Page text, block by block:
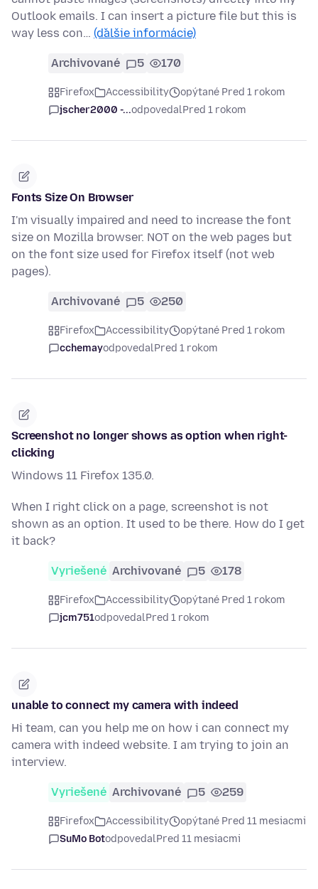
Outlook emails. I can insert a picture file but this is
way less con… (ďalšie informácie)
Archivované 5 170
Firefox Accessibility
opýtané Pred 1 rokom
jscher2000 -...odpovedalPred 1 rokom
Fonts Size On Browser
I'm visually impaired and need to increase the font
size on Mozilla browser. NOT on the web pages but
on the font size used for Firefox itself (not web
pages).
Archivované 5 250
Firefox Accessibility
opýtané Pred 1 rokom
cchemayodpovedalPred 1 rokom
Screenshot no longer shows as option when right-
clicking
Windows 11 Firefox 135.0.
When I right click on a page, screenshot is not
shown as an option. It used to be there. How do I get
it back?
Vyriešené Archivované 5 178
Firefox Accessibility
opýtané Pred 1 rokom
jcm751odpovedalPred 1 rokom
unable to connect my camera with indeed
Hi team, can you help me on how i can connect my
camera with indeed website. I am trying to join an
interview.
Vyriešené Archivované 5 259
Firefox Accessibility
opýtané Pred 11 mesiacmi
SuMo BotodpovedalPred 11 mesiacmi